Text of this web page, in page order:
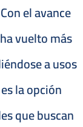
el avance
vuelto más
a usos
la opción
que buscan